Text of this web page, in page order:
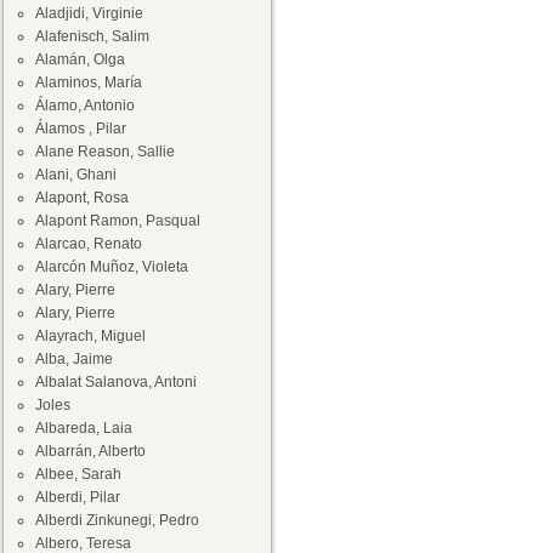
Aladjidi, Virginie
Alafenisch, Salim
Alamán, Olga
Alaminos, María
Álamo, Antonio
Álamos , Pilar
Alane Reason, Sallie
Alani, Ghani
Alapont, Rosa
Alapont Ramon, Pasqual
Alarcao, Renato
Alarcón Muñoz, Violeta
Alary, Pierre
Alary, Pierre
Alayrach, Miguel
Alba, Jaime
Albalat Salanova, Antoni
Joles
Albareda, Laia
Albarrán, Alberto
Albee, Sarah
Alberdi, Pilar
Alberdi Zinkunegi, Pedro
Albero, Teresa